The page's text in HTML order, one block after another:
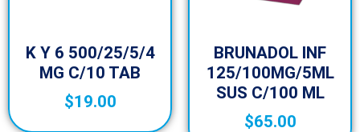
K Y 6 500/25/5/4
MG C/10 TAB
$19.00
BRUNADOL INF
125/100MG/5ML
SUS C/100 ML
$65.00